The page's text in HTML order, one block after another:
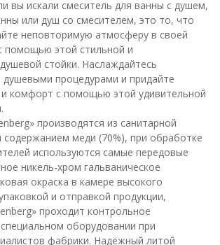
вы искали смеситель для ванны с душем,
или душ со смесителем, это то, что
неповторимую атмосферу в своей
помощью этой стильной и
стойки. Наслаждайтесь
процедурами и придайте
комфорт с помощью этой удивительной
производятся из санитарной
содержанием меди (70%), при обработке
используются самые передовые
никель-хром гальваническое
окраска в камере высокого
и отправкой продукции,
проходит контрольное
оборудовании при
фабрики. Надёжный литой